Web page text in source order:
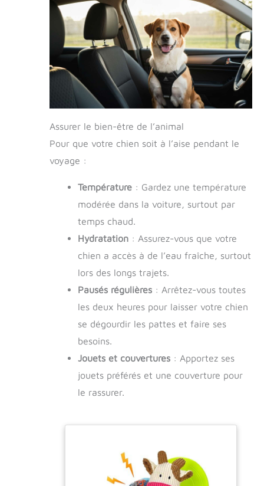
Assurer le bien-être de l’animal
Pour que votre chien soit à l’aise pendant le
voyage :
Température : Gardez une température
modérée dans la voiture, surtout par
temps chaud.
Hydratation : Assurez-vous que votre
chien a accès à de l’eau fraîche, surtout
lors des longs trajets.
Pausés régulières : Arrêtez-vous toutes
les deux heures pour laisser votre chien
se dégourdir les pattes et faire ses
besoins.
Jouets et couvertures : Apportez ses
jouets préférés et une couverture pour
le rassurer.